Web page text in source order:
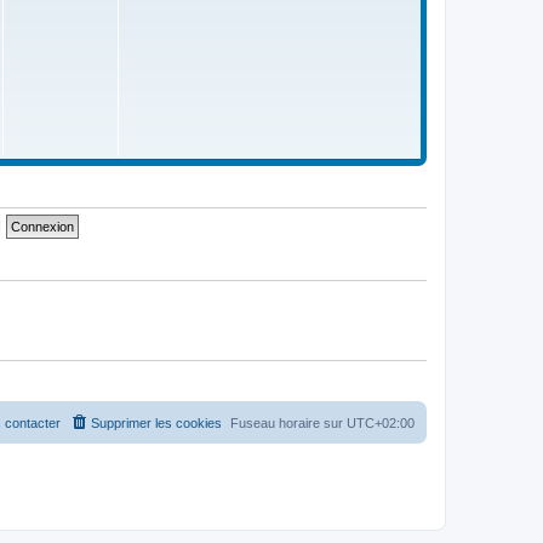
Fuseau horaire sur UTC+02:00
Supprimer les cookies
contacter